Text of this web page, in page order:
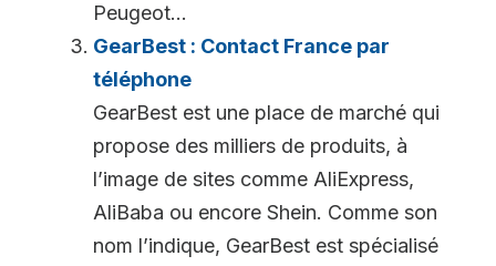
Peugeot...
GearBest : Contact France par
téléphone
GearBest est une place de marché qui
propose des milliers de produits, à
l’image de sites comme AliExpress,
AliBaba ou encore Shein. Comme son
nom l’indique, GearBest est spécialisé